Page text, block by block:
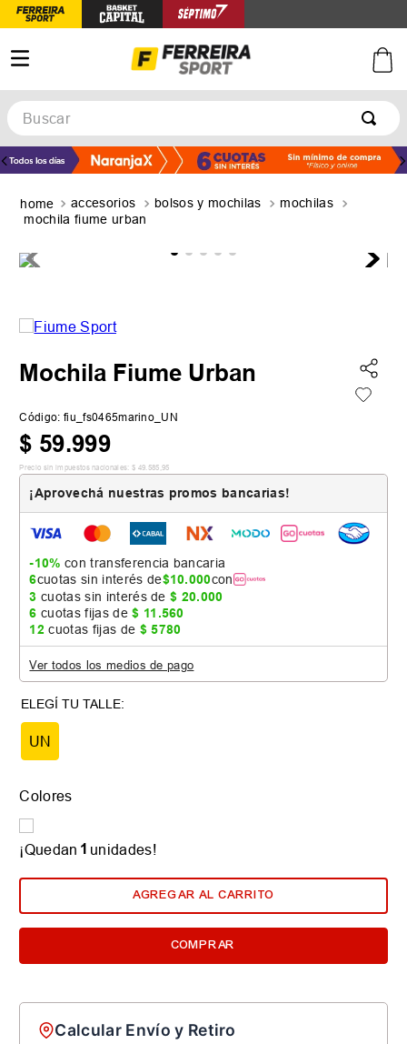
Buscar
TÉRMINOS MÁS BUSCADOS
2.
basquet
accesorios bolsos y mochilas
mochilas
mochila fiume urban
Mochila Fiume Urban
Código: fiu_fs0465marino_UN
$ 59.999
Precio sin impuestos nacionales: $ 49 585 95
¡Aprovechá nuestras promos bancarias!
-10% con transferencia bancaria
6cuotas sin interés de$10.000con
3 cuotas sin interés de$ 20.000
6 cuotas fijas de$ 11 .560
12 cuotas fijas de $ 5780
Ver todos los medios de pago
UN
Colores
¡Quedan 1 unidades!
AGREGAR AL CARRITO
COMPRAR
Calcular Envío y Retiro